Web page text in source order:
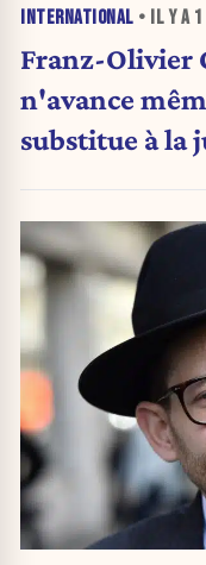
INTERNATIONAL • IL Y A
Franz-Olivier
n'avance
substitue à la